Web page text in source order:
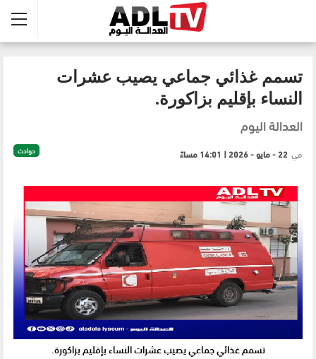
تسمم غذائي جماعي يصيب عشرات
النساء بإقليم بزاكورة.
العدالة اليوم
حوادث في 22 - مايو - 2026 | 14:01 مساءً
تسمم غذائي جماعي يصيب عشرات النساء بإقليم بزاكورة.